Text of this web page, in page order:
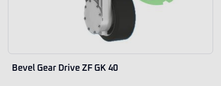
Bevel Gear Drive ZF GK 40